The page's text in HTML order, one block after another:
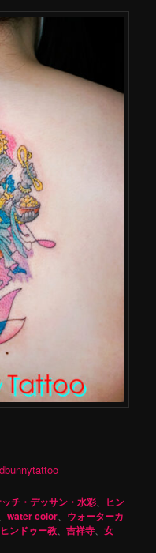
チ・デッサン・水彩
ヒン
、water color
ウォーターカ
ヒンドゥー教 、吉祥寺 、女